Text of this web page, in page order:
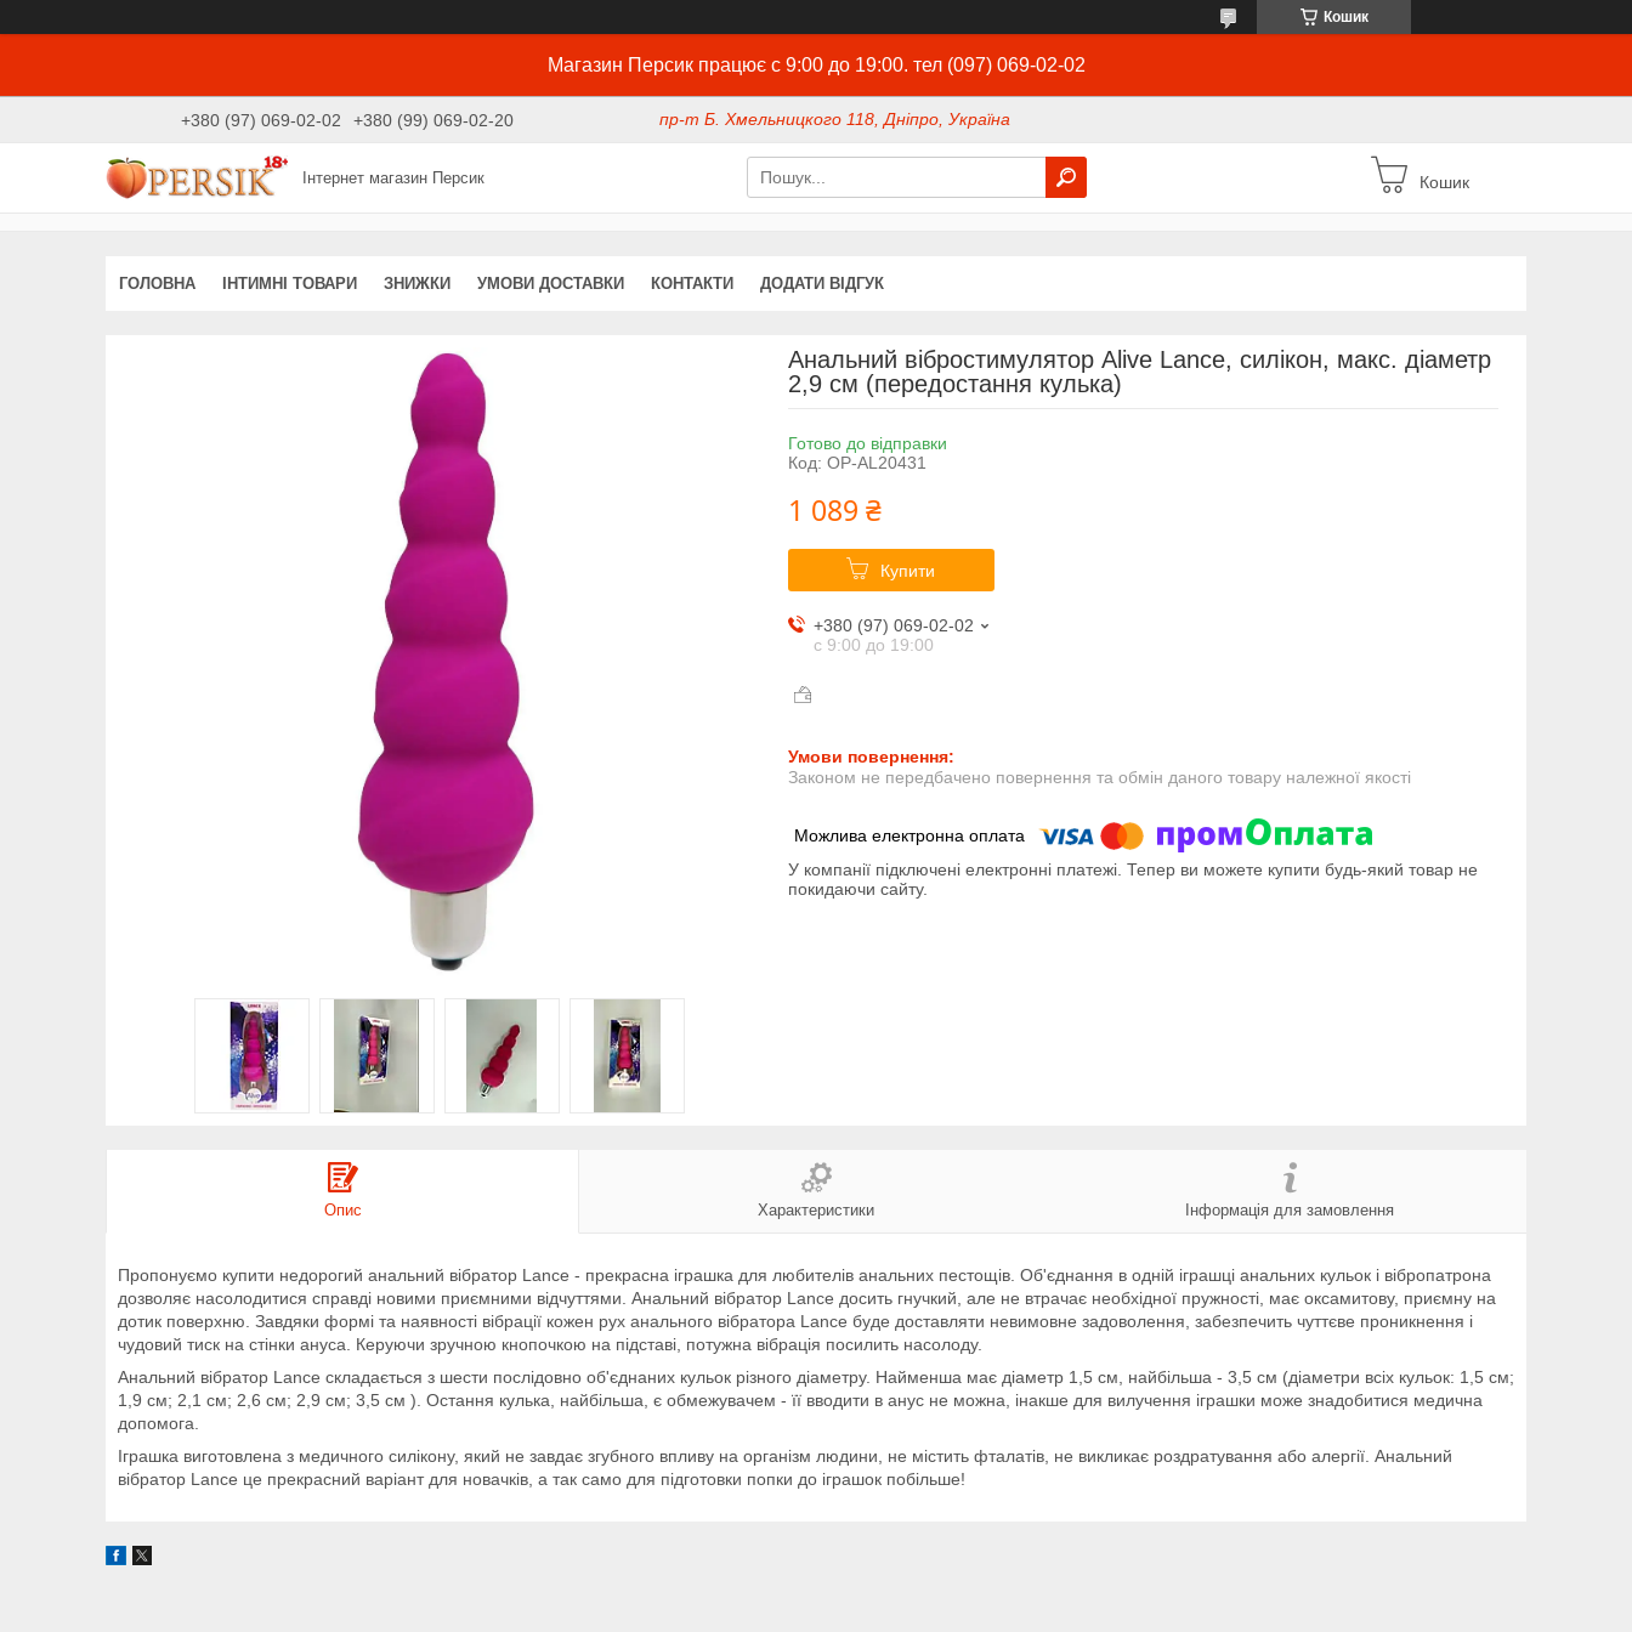
Кошик
Магазин Персик працює с 9:00 до 19:00. тел (097) 069-02-02
+380 (97) 069-02-02 +380 (99) 069-02-20 пр-т Б. Хмельницкого 118, Дніпро, Україна
Інтернет магазин Персик Кошик
ГОЛОВНА ІНТИМНІ ТОВАРИ ЗНИЖКИ УМОВИ ДОСТАВКИ КОНТАКТИ ДОДАТИ ВІДГУК
Анальний вібростимулятор Alive Lance, силікон, макс. діаметр
2,9 см (передостання кулька)
Готово до відправки
Код: OP-AL20431
1 089 ₴
Купити
+380 (97) 069-02-02
с 9:00 до 19:00
Законом не передбачено повернення та обмін даного товару належної якості
У компанії підключені електронні платежі. Тепер ви можете купити будь-який товар не
покидаючи сайту.
Опис Характеристики Інформація для замовлення
Пропонуємо купити недорогий анальний вібратор Lance - прекрасна іграшка для любителів анальних пестощів. Об'єднання в одній іграшці анальних кульок і вібропатрона
дозволяє насолодитися справді новими приємними відчуттями. Анальний вібратор Lance досить гнучкий, але не втрачає необхідної пружності, має оксамитову, приємну на
дотик поверхню. Завдяки формі та наявності вібрації кожен рух анального вібратора Lance буде доставляти невимовне задоволення, забезпечить чуттєве проникнення і
чудовий тиск на стінки ануса. Керуючи зручною кнопочкою на підставі, потужна вібрація посилить насолоду.
Анальний вібратор Lance складається з шести послідовно об'єднаних кульок різного діаметру. Найменша має діаметр 1,5 см, найбільша - 3,5 см (діаметри всіх кульок: 1,5 см;
1,9 см; 2,1 см; 2,6 см; 2,9 см; 3,5 см ). Остання кулька, найбільша, є обмежувачем - її вводити в анус не можна, інакше для вилучення іграшки може знадобитися медична
допомога.
Іграшка виготовлена з медичного силікону, який не завдає згубного впливу на організм людини, не містить фталатів, не викликає роздратування або алергії. Анальний
вібратор Lance це прекрасний варіант для новачків, а так само для підготовки попки до іграшок побільше!